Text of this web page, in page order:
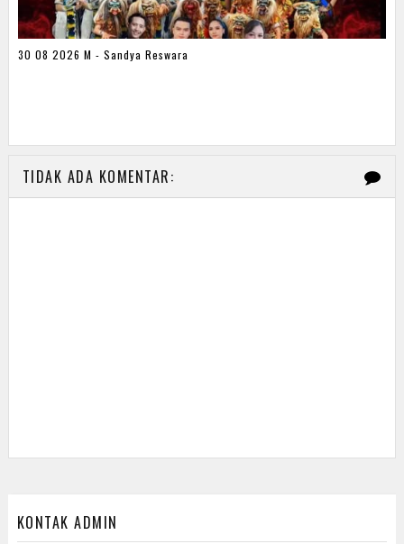
30 08 2026 M - Sandya Reswara
TIDAK ADA KOMENTAR:
KONTAK ADMIN